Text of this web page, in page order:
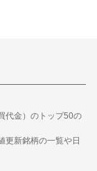
代金）のトップ50の
更新銘柄の一覧や日